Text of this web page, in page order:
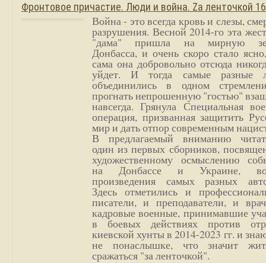
Фронтовое причастие. Люди и война. Zа ленточкой
Война - это всегда кровь и слезы,
разрушения. Весной 2014-го эта
"дама" пришла на мирную
Донбасса, и очень скоро стало
сама она добровольно отсюда
уйдет. И тогда самые разные
объединились в одном
прогнать непрошенную "гостью"
навсегда. Грянула Специальная
операция, призванная защитить
мир и дать отпор современным
В предлагаемый вниманию
один из первых сборников,
художественному осмыслению
на Донбассе и Украине,
произведения самых разных
Здесь отметились и
писатели, и преподаватели, и
кадровые военные, принимавшие
в боевых действиях против
киевской хунты в 2014-2023 гг. и
не понаслышке, что значит
сражаться "за ленточкой".